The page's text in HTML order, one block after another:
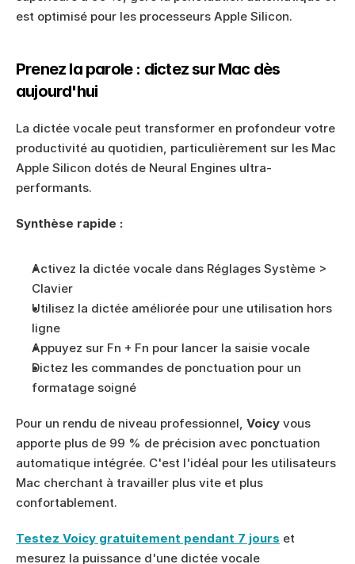
est optimisé pour les processeurs Apple Silicon.
Prenez la parole : dictez sur Mac dès
aujourd'hui
La dictée vocale peut transformer en profondeur votre
productivité au quotidien, particulièrement sur les Mac
Apple Silicon dotés de Neural Engines ultra-
performants.
Synthèse rapide :
Activez la dictée vocale dans Réglages Système >
Clavier
Utilisez la dictée améliorée pour une utilisation hors
ligne
Appuyez sur Fn + Fn pour lancer la saisie vocale
Dictez les commandes de ponctuation pour un
formatage soigné
Pour un rendu de niveau professionnel, Voicy vous
apporte plus de 99 % de précision avec ponctuation
automatique intégrée. C'est l'idéal pour les utilisateurs
Mac cherchant à travailler plus vite et plus
confortablement.
Testez Voicy gratuitement pendant 7 jours et
mesurez la puissance d'une dictée vocale